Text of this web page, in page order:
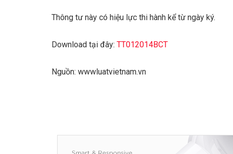
Thông tư này có hiệu lực thi hành kể từ ngày ký.
Download tại đây: TT012014BCT
Nguồn: wwwluatvietnam.vn